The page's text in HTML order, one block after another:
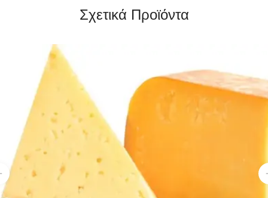
Σχετικά Προϊόντα